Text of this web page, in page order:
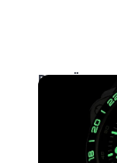
DAS KÖNNTE